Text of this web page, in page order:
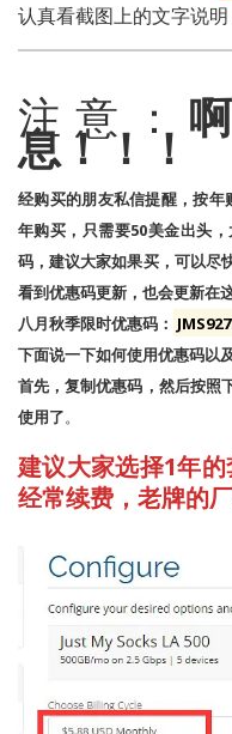
认真看截图上的文字说明
注意：
息！！！
经购买的朋友私信提醒，按
年购买，只需要50美金出头
码，建议大家如果买，可以尽
看到优惠码更新，也会更新在这
八月秋季限时优惠码：
下面说一下如何使用优惠码以
首先，复制优惠码，然后按照
使用了。
建议大家选择1年
经常续费，老牌的